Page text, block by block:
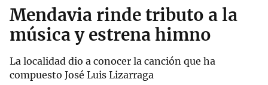
Mendavia rinde tributo a la
música y estrena himno
La localidad dio a conocer la canción que ha
compuesto José Luis Lizarraga